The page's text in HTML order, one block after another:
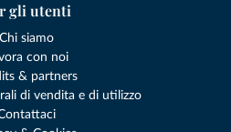
gli utenti
Chi siamo
con noi
& partners
di vendita e di utilizzo